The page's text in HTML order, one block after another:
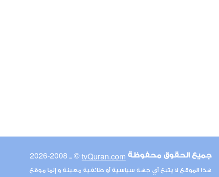
جميع الحقوق محفوظة tvQuran.com© ـ 2008-2026
هذا الموقع لا يتبع أي جهة سياسية أو طائفية معينة و إنما موقع